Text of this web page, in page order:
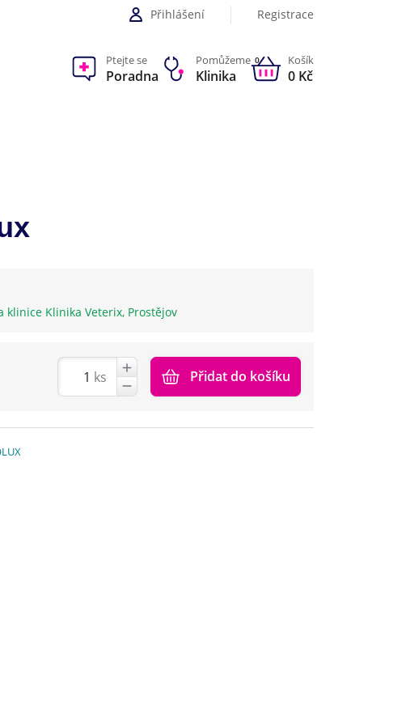
Přihlášení Registrace
Ptejte se
Poradna
Pomůžeme
Klinika
0 Košík
0 Kč
klinice Klinika Veterix, Prostějov
ks Přidat do košíku